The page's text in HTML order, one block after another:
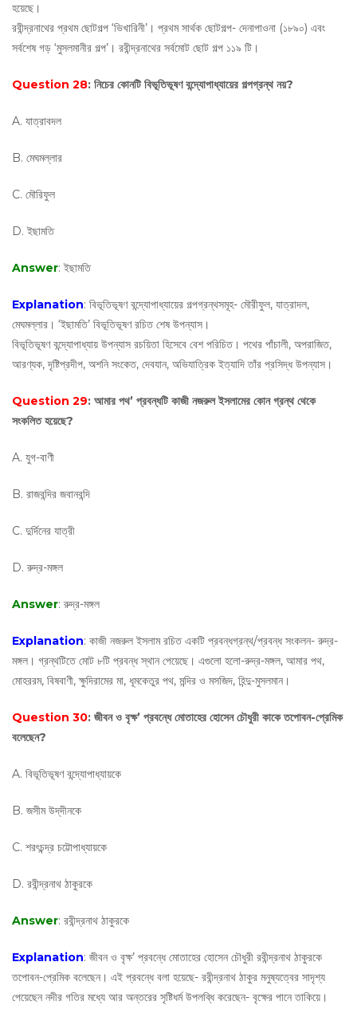
হয়েছে।
রবীন্দ্রনাথের প্রথম ছোটগল্প ‘ভিখারিনী’। প্রথম সার্থক ছোটগল্প- দেনাপাওনা (১৮৯০) এবং
সর্বশেষ গড় ‘মুসলমানীর গল্প’। রবীন্দ্রনাথের সর্বমোট ছোট গল্প ১১৯ টি।
Question 28: নিচের কোনটি বিভূতিভূষণ বন্দ্যোপাধ্যায়ের গল্পগ্রন্থ নয়?
A. যাত্রাবদল
B. মেঘমল্লার
C. মৌরিফুল
D. ইছামতি
Answer: ইছামতি
Explanation: বিভূতিভূষণ বন্দ্যোপাধ্যায়ের গল্পগ্রন্থসমূহ- মৌরীফুল, যাত্রাদল,
মেঘমল্লার। ‘ইছামতি’ বিভূতিভূষণ রচিত শেষ উপন্যাস।
বিভূতিভূষণ বন্দ্যোপাধ্যায় উপন্যাস রচয়িতা হিসেবে বেশ পরিচিত। পথের পাঁচালী, অপরাজিত,
আরণ্যক, দৃষ্টিপ্রদীপ, অশনি সংকেত, দেবযান, অভিযাত্রিক ইত্যাদি তাঁর প্রসিদ্ধ উপন্যাস।
Question 29: আমার পথ’ প্রবন্ধটি কাজী নজরুল ইসলামের কোন গ্রন্থ থেকে
সংকলিত হয়েছে?
A. যুগ-বাণী
B. রাজবন্দির জবানবন্দি
C. দুর্দিনের যাত্রী
D. রুদ্র-মঙ্গল
Answer: রুদ্র-মঙ্গল
Explanation: কাজী নজরুল ইসলাম রচিত একটি প্রবন্ধগ্রন্থ/প্রবন্ধ সংকলন- রুদ্র-
মঙ্গল। গ্রন্থটিতে মোট ৮টি প্রবন্ধ স্থান পেয়েছে। এগুলো হলো-রুদ্র-মঙ্গল, আমার পথ,
মোহররম, বিষবাণী, ক্ষুদিরামের মা, ধূমকেতুর পথ, মন্দির ও মসজিদ, হিন্দু-মুসলমান।
Question 30: জীবন ও বৃক্ষ’ প্রবন্ধে মোতাহের হোসেন চৌধুরী কাকে তপোবন-প্রেমিক
বলেছেন?
A. বিভূতিভূষণ বন্দ্যোপাধ্যায়কে
B. জসীম উদ্‌দীনকে
C. শরৎচন্দ্র চট্টোপাধ্যায়কে
D. রবীন্দ্রনাথ ঠাকুরকে
Answer: রবীন্দ্রনাথ ঠাকুরকে
Explanation: জীবন ও বৃক্ষ’ প্রবন্ধে মোতাহের হোসেন চৌধুরী রবীন্দ্রনাথ ঠাকুরকে
তপোবন-প্রেমিক বলেছেন। এই প্রবন্ধে বলা হয়েছে- রবীন্দ্রনাথ ঠাকুর মনুষ্যত্বের সাদৃশ্য
পেয়েছেন নদীর গতির মধ্যে আর অন্তরের সৃষ্টিধর্ম উপলব্ধি করেছেন- বৃক্ষের পানে তাকিয়ে।